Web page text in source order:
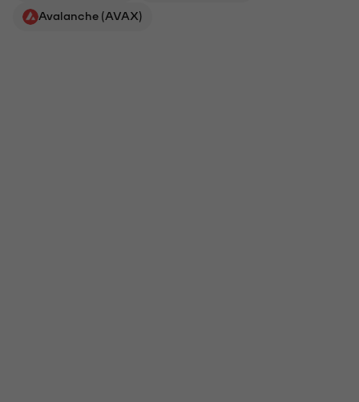
Avalanche (AVAX)